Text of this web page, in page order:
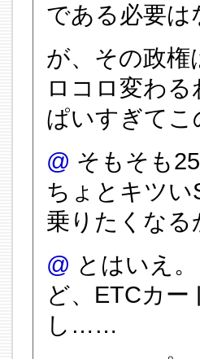
である必要
が、その政権
ロコロ変わ
ぱいすぎて
@ そもそも
ちょとキツい
乗りたくな
@ とはいえ
ど、ETCカ
し……